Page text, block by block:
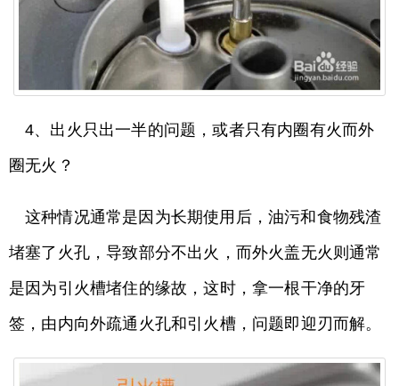
4、出火只出一半的问题，或者只有内圈有火而外
圈无火？
这种情况通常是因为长期使用后，油污和食物残渣
堵塞了火孔，导致部分不出火，而外火盖无火则通常
是因为引火槽堵住的缘故，这时，拿一根干净的牙
签，由内向外疏通火孔和引火槽，问题即迎刃而解。